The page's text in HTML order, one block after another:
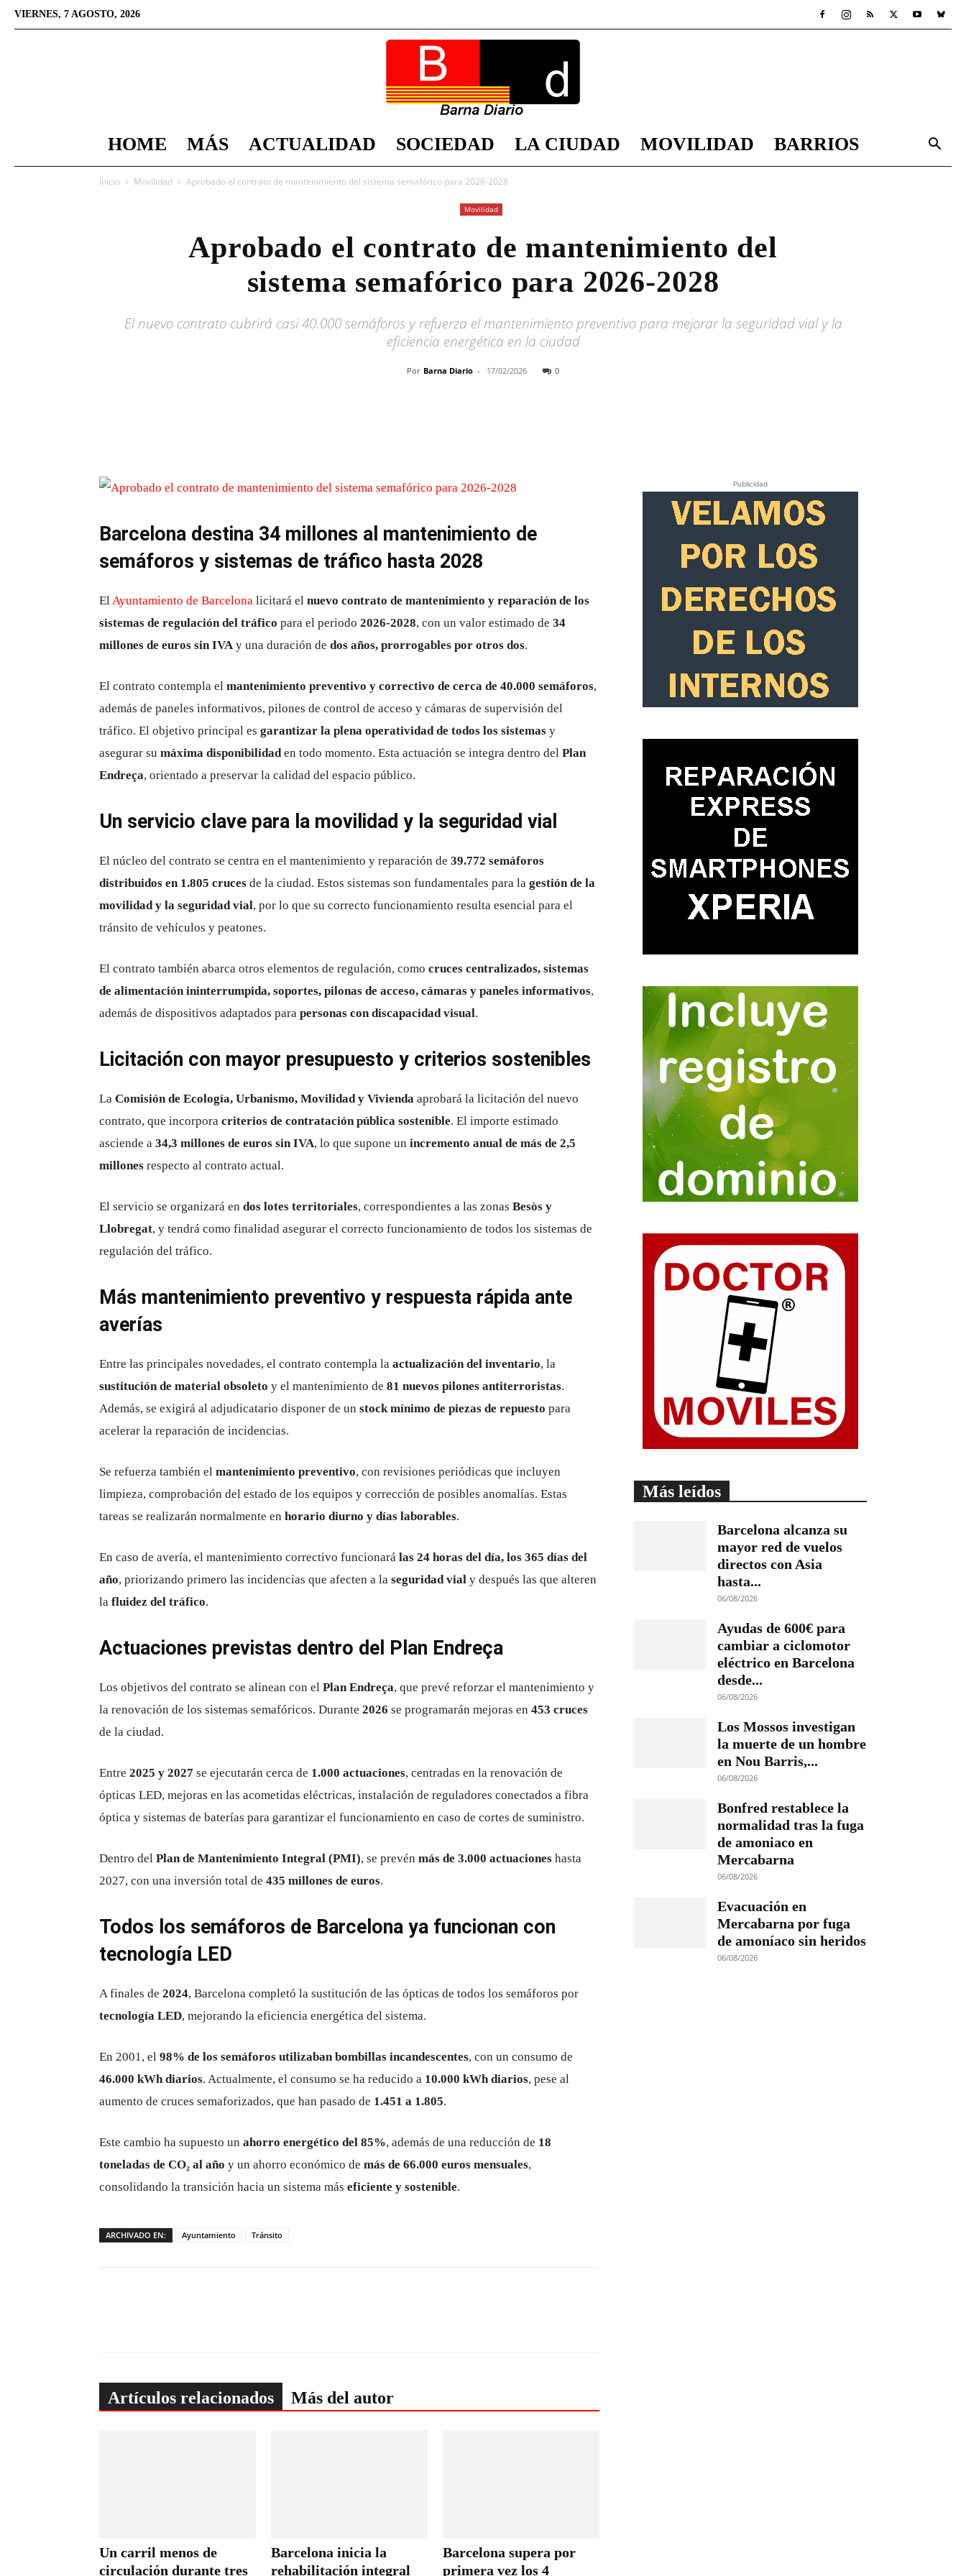
VIERNES, 7 AGOSTO, 2026
Diario
HOME MÁS ACTUALIDAD SOCIEDAD LA CIUDAD MOVILIDAD BARRIOS
Inicio Movilidad Aprobado el contrato de mantenimiento del sistema semafórico para 2026-2028
Movilidad
Aprobado el contrato de mantenimiento del
sistema semafórico para 2026-2028
El nuevo contrato cubrirá casi 40.000 semáforos y refuerza el mantenimiento preventivo para mejorar la seguridad vial y la
eficiencia energética en la ciudad
Por Barna Diario - 17/02/2026 0
Barcelona destina 34 millones al mantenimiento de
semáforos y sistemas de tráfico hasta 2028
ElAyuntamiento de Barcelona licitará el nuevo contrato de mantenimiento y reparación de los
sistemas de regulación del tráfico para el periodo 2026-2028, con un valor estimado de 34
millones de euros sin IVA y una duración de dos años, prorrogables por otros dos.
El contrato contempla el mantenimiento preventivo y correctivo de cerca de 40.000 semáforos,
además de paneles informativos, pilones de control de acceso y cámaras de supervisión del
tráfico. El objetivo principal es garantizar la plena operatividad de todos los sistemas y
asegurar su máxima disponibilidaden todo momento. Esta actuación se integra dentro del Plan
Endreça, orientado a preservar la calidad del espacio público.
Un servicio clave para la movilidad y la seguridad vial
El núcleo del contrato se centra en el mantenimiento y reparación de 39.772 semáforos
distribuidos en 1.805 cruces de la ciudad. Estos sistemas son fundamentales para la gestión de la
movilidad y la seguridad vial, por lo que su correcto funcionamiento resulta esencial para el
tránsito de vehículos y peatones.
El contrato también abarca otros elementos de regulación, como cruces centralizados, sistemas
de alimentación ininterrumpida, soportes, pilonas de acceso, cámaras y paneles informativos,
además de dispositivos adaptados para personas con discapacidad visual.
Licitación con mayor presupuesto y criterios sostenibles
La Comisión de Ecología, Urbanismo, Movilidad y Vivienda aprobará la licitación del nuevo
contrato, que incorpora criterios de contratación pública sostenible. El importe estimado
asciende a 34,3 millones de euros sin IVA, lo que supone un incremento anual de más de 2,5
millones respecto al contrato actual.
El servicio se organizará en dos lotes territoriales, correspondientes a las zonas Besòs y
Llobregat, y tendrá como finalidad asegurar el correcto funcionamiento de todos los sistemas de
regulación del tráfico.
Más mantenimiento preventivo y respuesta rápida ante
averías
Entre las principales novedades, el contrato contempla la actualización del inventario, la
sustitución de material obsoleto y el mantenimiento de 81 nuevos pilones antiterroristas.
Además, se exigirá al adjudicatario disponer de un stock mínimo de piezas de repuesto para
acelerar la reparación de incidencias.
Se refuerza también el mantenimiento preventivo, con revisiones periódicas que incluyen
limpieza, comprobación del estado de los equipos y corrección de posibles anomalías. Estas
tareas se realizarán normalmente en horario diurno y días laborables.
En caso de avería, el mantenimiento correctivo funcionará las 24 horas del día, los 365 días del
año, priorizando primero las incidencias que afecten a la seguridad vial y después las que alteren
la fluidez del tráfico.
Actuaciones previstas dentro del Plan Endreça
Los objetivos del contrato se alinean con el Plan Endreça, que prevé reforzar el mantenimiento y
la renovación de los sistemas semafóricos. Durante 2026 se programarán mejoras en 453 cruces
de la ciudad.
Entre 2025 y 2027 se ejecutarán cerca de 1.000 actuaciones, centradas en la renovación de
ópticas LED, mejoras en las acometidas eléctricas, instalación de reguladores conectados a fibra
óptica y sistemas de baterías para garantizar el funcionamiento en caso de cortes de suministro.
Dentro del Plan de Mantenimiento Integral (PMI), se prevén más de 3.000 actuaciones hasta
2027, con una inversión total de 435 millones de euros.
Todos los semáforos de Barcelona ya funcionan con
tecnología LED
A finales de 2024, Barcelona completó la sustitución de las ópticas de todos los semáforos por
tecnología LED, mejorando la eficiencia energética del sistema.
En 2001, el 98% de los semáforos utilizaban bombillas incandescentes, con un consumo de
46.000 kWh diarios. Actualmente, el consumo se ha reducido a 10.000 kWh diarios, pese al
aumento de cruces semaforizados, que han pasado de 1.451 a 1.805.
Este cambio ha supuesto un ahorro energético del 85%, además de una reducción de 18
toneladas de CO₂ al año y un ahorro económico de más de 66.000 euros mensuales,
consolidando la transición hacia un sistema más eficiente y sostenible.
ARCHIVADO EN: Ayuntamiento Tránsito
Artículos relacionados Más del autor
Un carril menos de
circulación durante tres
Barcelona inicia la
rehabilitación integral
Barcelona supera por
primera vez los 4
Publicidad
Más leídos
Barcelona alcanza su
mayor red de vuelos
directos con Asia
hasta...
06/08/2026
Ayudas de 600€ para
cambiar a ciclomotor
eléctrico en Barcelona
desde...
06/08/2026
Los Mossos investigan
la muerte de un hombre
en Nou Barris,...
06/08/2026
Bonfred restablece la
normalidad tras la fuga
de amoniaco en
Mercabarna
06/08/2026
Evacuación en
Mercabarna por fuga
de amoníaco sin heridos
06/08/2026